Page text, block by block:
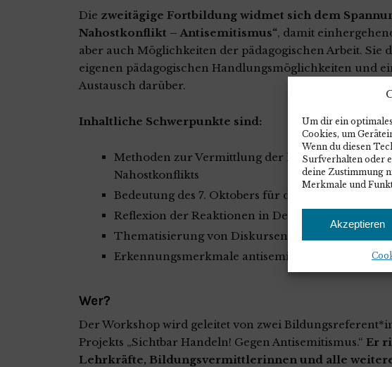
Um dir ein
Cookies, um
Wenn du diesen
Surfverhalten oder
deine Zustimmung
Merkmale und
Akzeptieren
Die zweitägige Fortbildung widmet sich dem
Nahostkonflikt – Antisemitismus“, damit
aber auch Möglichkeiten der pädagogischen Arbeit. Sie
eigenen pädagogischen Handlungsmöglichkeiten und
Austausch darüber.
Inhaltliche Schwerpunkte sind:
Methoden zur Vermittlung der komplexen
Nahostkonflikts
Bedeutung des 7. Oktobers für die israelische
Reflexion der Reaktionen in Deutschland
Thematisierung von Diskursen über den
Erkennungsmerkmale antisemitischer Aussagen
Wer?
Der Workshop wird geleitet von zwei
Projekts „Sichtbar Handeln! Gegen Antisemitismus.“ Er
Lehrkräfte, Bildungsvermittlerinnen und alle